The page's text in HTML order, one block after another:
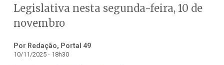
Legislativa nesta segunda-feira, 10 de
novembro
Por Redação, Portal 49
10/11/2025 - 18h30